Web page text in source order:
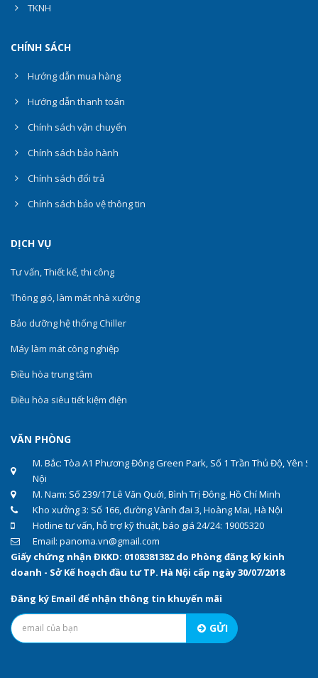
TKNH
CHÍNH SÁCH
Hướng dẫn mua hàng
Hướng dẫn thanh toán
Chính sách vận chuyển
Chính sách bảo hành
Chính sách đổi trả
Chính sách bảo vệ thông tin
DỊCH VỤ
Tư vấn, Thiết kế, thi công
Thông gió, làm mát nhà xưởng
Bảo dưỡng hệ thống Chiller
Máy làm mát công nghiệp
Điều hòa trung tâm
Điều hòa siêu tiết kiệm điện
VĂN PHÒNG
M. Bắc: Tòa A1 Phương Đông Green Park, Số 1 Trần Thủ Độ, Yên
Nội
M. Nam: Số 239/17 Lê Văn Quới, Bình Trị Đông, Hồ Chí Minh
Kho xưởng 3: Số 166, đường Vành đai 3, Hoàng Mai, Hà Nội
Hotline tư vấn, hỗ trợ kỹ thuật, báo giá 24/24: 19005320
Email: panoma.vn@gmail.com
Giấy chứng nhận ĐKKD: 0108381382 do Phòng đăng ký kinh
doanh - Sở Kế hoạch đầu tư TP. Hà Nội cấp ngày 30/07/2018
Đăng ký Email để nhận thông tin khuyến mãi
GỬI